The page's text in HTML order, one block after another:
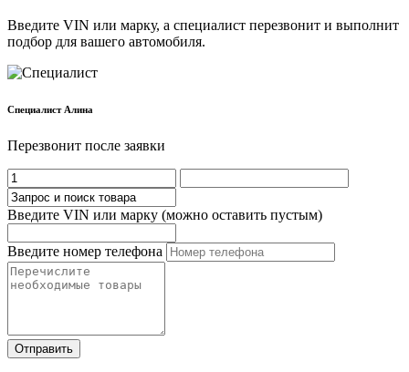
Введите VIN или марку, а специалист перезвонит и выполнит
подбор для вашего автомобиля.
Cпециалист Алина
Перезвонит после заявки
Введите VIN или марку (можно оставить пустым)
Введите номер телефона
Отправить